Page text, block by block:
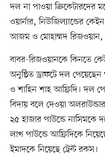
দল না পাওয়া ক্রিকেটারদের
ওয়ার্নার, নিউজিল্যান্ডের
আজম ও মোহাম্মদ রিজওয়ান,
বাবর-রিজওয়ানকে কিনতে
অনুষ্ঠিত ড্রাফটে দল পেয়েছেন
ও শাহিন শাহ আফ্রিদি। দল
বিদায় বলে দেওয়া
২৫ হাজার পাউন্ডে নাসিমকে
লাখ পাউন্ডে আফ্রিদিকে
ইমাদকে নিয়েছে ট্রেন্ট রকস।